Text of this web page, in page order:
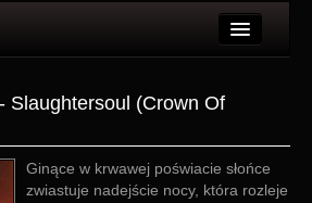
Slaughtersoul (Crown Of
Ginące w krwawej poświacie słońce
zwiastuje nadejście nocy, która rozleje